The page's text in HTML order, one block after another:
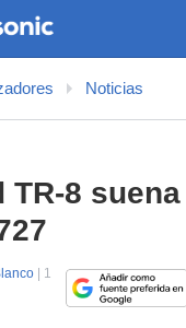
Noticias
TR-8
| 1